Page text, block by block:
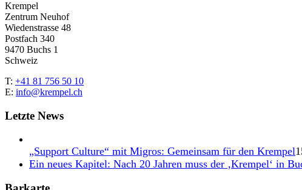
Krempel
Zentrum Neuhof
Wiedenstrasse 48
Postfach 340
9470 Buchs 1
Schweiz
T: +41 81 756 50 10
E: info@krempel.ch
Letzte News
„Support Culture“ mit Migros: Gemeinsam für den Krempel
Ein neues Kapitel: Nach 20 Jahren muss der ‚Krempel‘ in